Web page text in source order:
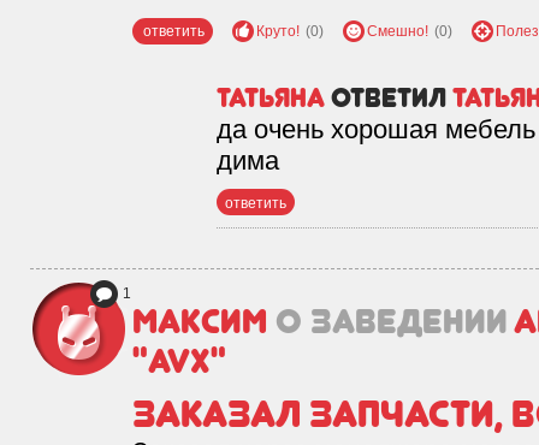
ответить Круто! (0) Смешно! (0)
ТАТЬЯНАответил
да очень хорошая
дима
ответить
1
Максим о заведении
"AVX"
Заказал запчасти,